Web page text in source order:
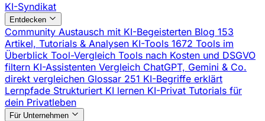
KI-Syndikat
Entdecken
Community Austausch mit KI-Begeisterten Blog 153
Artikel, Tutorials & Analysen KI-Tools 1672 Tools im
Überblick Tool-Vergleich Tools nach Kosten und DSGVO
filtern KI-Assistenten Vergleich ChatGPT, Gemini & Co.
direkt vergleichen Glossar 251 KI-Begriffe erklärt
Lernpfade Strukturiert KI lernen KI-Privat Tutorials für
dein Privatleben
Für Unternehmen